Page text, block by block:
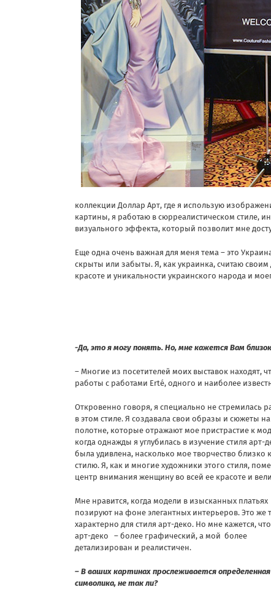
коллекции Доллар Арт, где я использую
картины, я работаю в сюрреалистическом стиле,
визуального эффекта, который позволит мне
Еще одна очень важная для меня тема – это
скрыты или забыты. Я, как украинка, считаю
красоте и уникальности украинского народа и
-Да, это я могу понять. Но, мне кажется Вам
– Многие из посетителей моих выставок
работы с работами Erté, одного и наиболее
Откровенно говоря, я специально не стремилась
в этом стиле. Я создавала свои образы и сюжеты на
полотне, которые отражают мое пристрастие к
когда однажды я углубилась в изучение стиля арт-
была удивлена, насколько мое творчество близко
стилю. Я, как и многие художники этого стиля,
центр внимания женщину во всей ее красоте и
Мне нравится, когда модели в изысканных платьях
позируют на фоне элегантных интерьеров. Это же
характерно для стиля арт-деко. Но мне кажется,
арт-деко – более графический, а мой более
детализирован и реалистичен.
– В ваших картинах прослеживается определенная
символика, не так ли?